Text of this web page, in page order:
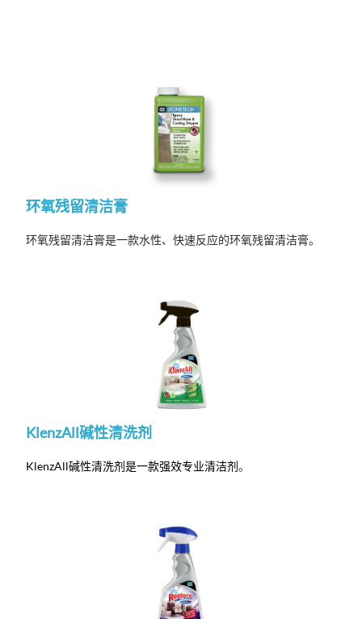
环氧残留清洁膏
环氧残留清洁膏是一款水性、快速反应的环氧残留清洁膏。
KlenzAll碱性清洗剂
KlenzAll碱性清洗剂是一款强效专业清洁剂。